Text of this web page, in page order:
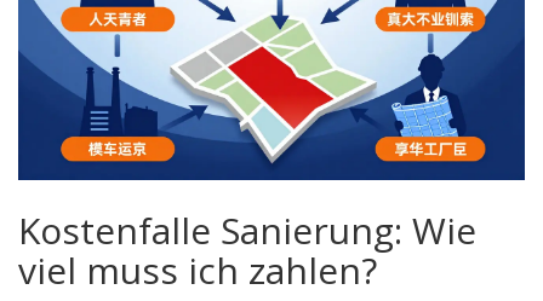
Kostenfalle Sanierung: Wie
viel muss ich zahlen?